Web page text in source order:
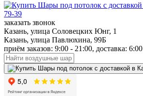
79-39
заказать звонок
Казань, улица Соловецких Юнг, 1
Казань, улица Павлюхина, 99Б
приём заказов: 9:00 - 21:00, доставка: